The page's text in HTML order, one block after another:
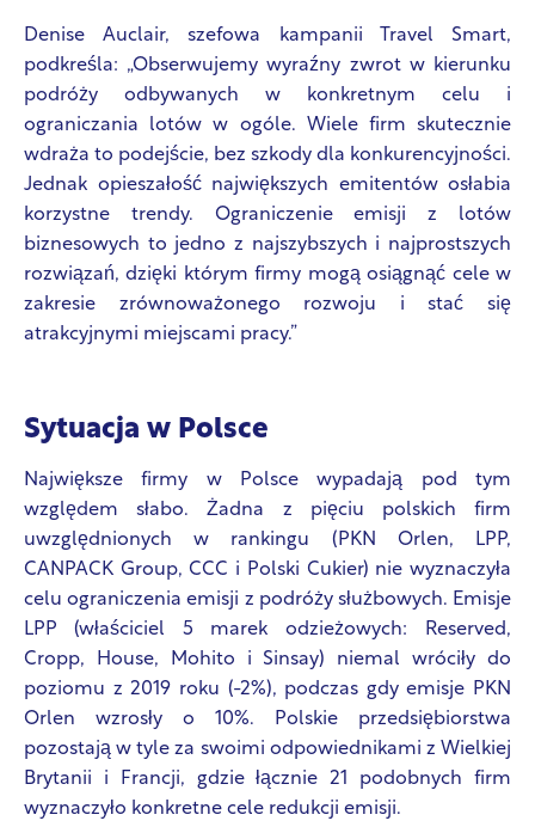
Denise Auclair, szefowa kampanii Travel Smart,
podkreśla: „Obserwujemy wyraźny zwrot w kierunku
podróży odbywanych w konkretnym celu i
ograniczania lotów w ogóle. Wiele firm skutecznie
wdraża to podejście, bez szkody dla konkurencyjności.
Jednak opieszałość największych emitentów osłabia
korzystne trendy. Ograniczenie emisji z lotów
biznesowych to jedno z najszybszych i najprostszych
rozwiązań, dzięki którym firmy mogą osiągnąć cele w
zakresie zrównoważonego rozwoju i stać się
atrakcyjnymi miejscami pracy.”
Sytuacja w Polsce
Największe firmy w Polsce wypadają pod tym
względem słabo. Żadna z pięciu polskich firm
uwzględnionych w rankingu (PKN Orlen, LPP,
CANPACK Group, CCC i Polski Cukier) nie wyznaczyła
celu ograniczenia emisji z podróży służbowych. Emisje
LPP (właściciel 5 marek odzieżowych: Reserved,
Cropp, House, Mohito i Sinsay) niemal wróciły do
poziomu z 2019 roku (-2%), podczas gdy emisje PKN
Orlen wzrosły o 10%. Polskie przedsiębiorstwa
pozostają w tyle za swoimi odpowiednikami z Wielkiej
Brytanii i Francji, gdzie łącznie 21 podobnych firm
wyznaczyło konkretne cele redukcji emisji.